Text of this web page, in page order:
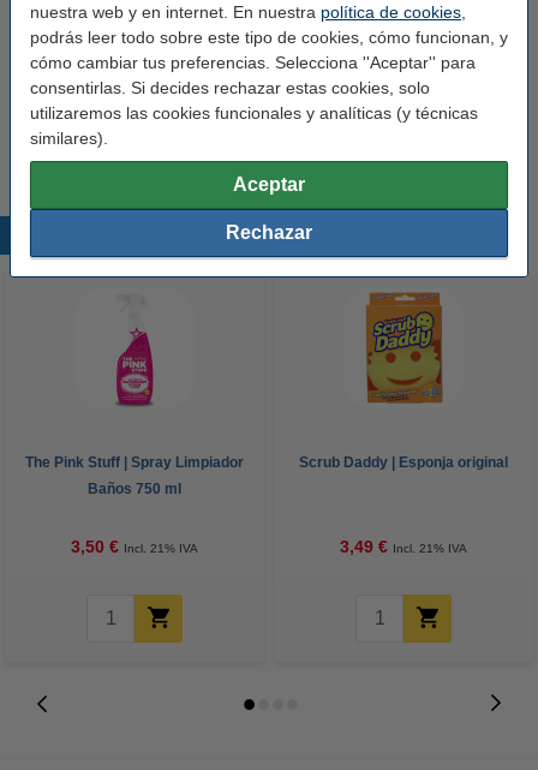
nuestra web y en internet. En nuestra política de cookies
podrás leer todo sobre este tipo de cookies, cómo funcionan, y
cómo cambiar tus preferencias. Selecciona ''Aceptar'' para
consentirlas. Si decides rechazar estas cookies, solo
utilizaremos las cookies funcionales y analíticas (y técnicas
similares).
Aceptar
Rechazar
Ver características y descripción
¡Ahorra más del
con nuestra marca propia!
En stock
¡Recíbelo en 24 horas!
2,95 €
Productos destacados
The Pink Stuff | Spray Limpiador
Baños 750 ml
3,50 € Incl. 21% IVA
Scrub Daddy | Esponja original
3,49 € Incl. 21% IVA